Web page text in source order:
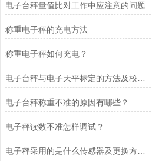
电子台秤量值比对工作中应注意的问题
称重电子秤的充电方法
称重电子秤如何充电？
电子台秤称重不准的原因有哪些？
电子秤读数不准怎样调试？
电子秤采用的是什么传感器及更换方法？